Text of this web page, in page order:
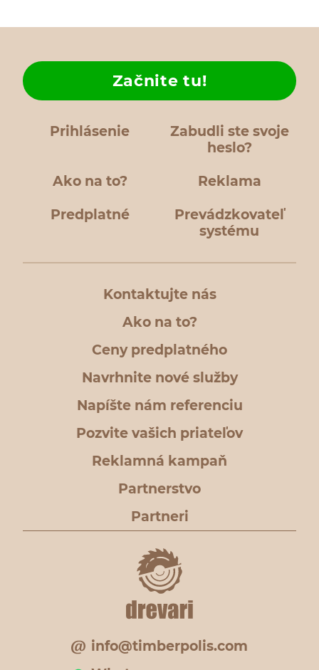
Prihlásenie
Zabudli ste svoje
heslo?
Ako na to?
Začnite tu!
Reklama
Predplatné
Prevádzkovateľ
systému
Kontaktujte nás
Ako na to?
Ceny predplatného
Navrhnite nové služby
Napíšte nám referenciu
Pozvite vašich priateľov
Reklamná kampaň
Partnerstvo
Partneri
info@timberpolis.com